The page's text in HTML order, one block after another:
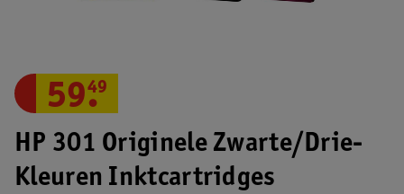
HP 301 Originele Zwarte/Drie-
Kleuren Inktcartridges
59.
49